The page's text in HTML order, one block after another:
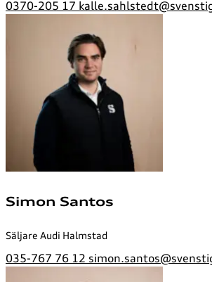
0370-205 17
Simon Santos
Säljare Audi Halmstad
035-767 76 12